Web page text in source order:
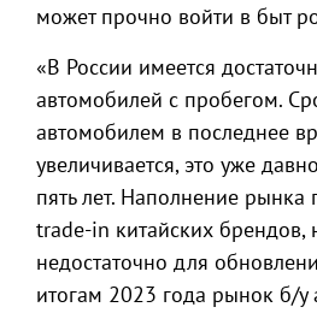
может прочно войти в быт
«В России имеется
автомобилей с пробегом.
автомобилем в последнее
увеличивается, это уже
пять лет. Наполнение рынка
trade-in китайских брендов,
недостаточно для
итогам 2023 года рынок б/у